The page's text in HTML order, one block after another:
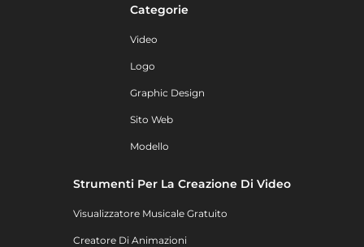
Categorie
Video
Logo
Graphic Design
Sito Web
Modello
Strumenti Per La Creazione Di Video
Visualizzatore Musicale Gratuito
Creatore Di Animazioni